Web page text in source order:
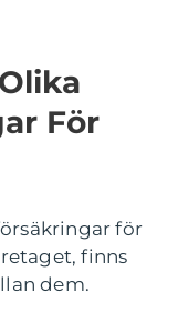
För
för
finns
dem.